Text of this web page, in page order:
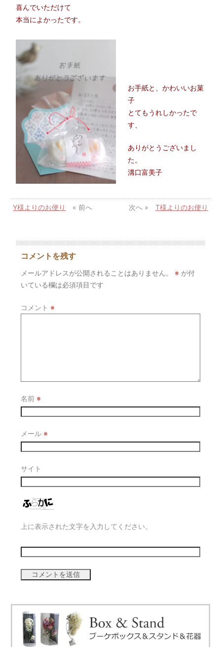
喜んでいただけて
本当によかったです。
お手紙と、かわいいお菓
子
とてもうれしかったで
す、
ありがとうございまし
た。
溝口富美子
次へ » T様よりのお便り
Y様よりのお便り « 前へ
コメントを残す
メールアドレスが公開されることはありません。 ※ が付
いている欄は必須項目です
コメント※
名前※
メール※
サイト
上に表示された文字を入力してください。